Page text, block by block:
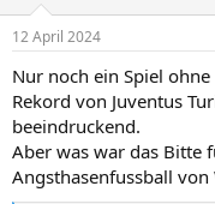
e
:
12 April 2024
Nur noch ein Spiel
Rekord von Juventus
beeindruckend.
Aber was war das Bitte
Angsthasenfussball von